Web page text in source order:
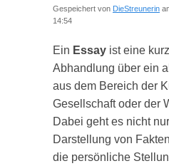
Gespeichert von DieStreunerin
14:54
Ein Essay ist eine
Abhandlung über ein
aus dem Bereich der
Gesellschaft oder der
Dabei geht es nicht
Darstellung von
die persönliche